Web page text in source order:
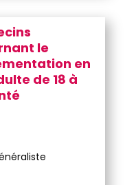
le
en
de 18 à